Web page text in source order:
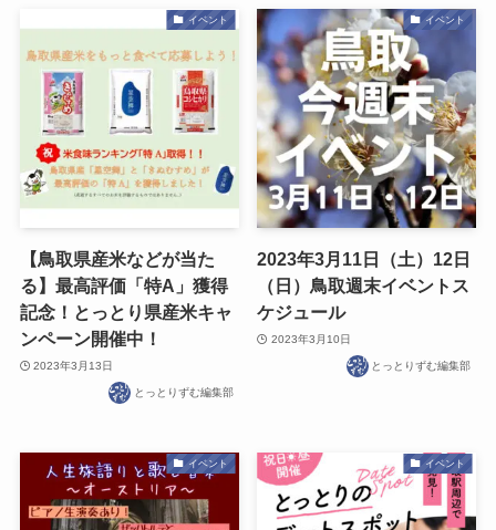
イベント
【鳥取県産米などが当た
る】最高評価「特A」獲得
記念！とっとり県産米キャ
ンペーン開催中！
2023年3月13日
とっとりずむ編集部
イベント
2023年3月11日（土）12日
（日）鳥取週末イベントス
ケジュール
2023年3月10日
とっとりずむ編集部
イベント イベント